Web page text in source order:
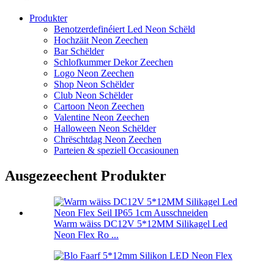
Produkter
Benotzerdefinéiert Led Neon Schëld
Hochzäit Neon Zeechen
Bar Schëlder
Schlofkummer Dekor Zeechen
Logo Neon Zeechen
Shop Neon Schëlder
Club Neon Schëlder
Cartoon Neon Zeechen
Valentine Neon Zeechen
Halloween Neon Schëlder
Chrëschtdag Neon Zeechen
Parteien & speziell Occasiounen
Ausgezeechent Produkter
Warm wäiss DC12V 5*12MM Silikagel Led
Neon Flex Ro ...